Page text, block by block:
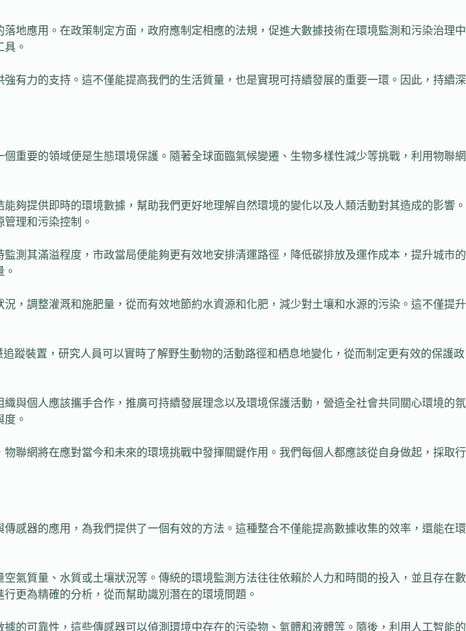
地應用。在政策制定方面，政府應制定相應的法規，促進大數據技術在環境監測和污染治理中
。
有力的支持。這不僅能提高我們的生活質量，也是實現可持續發展的重要一環。因此，持續深
重要的領域便是生態環境保護。隨著全球面臨氣候變遷、生物多樣性減少等挑戰，利用物聯網
夠提供即時的環境數據，幫助我們更好地理解自然環境的變化以及人類活動對其造成的影響。
理和污染控制。
測其滿溢程度，市政當局便能夠更有效地安排清運路徑，降低碳排放及運作成本，提升城市的
，調整灌溉和施肥量，從而有效地節約水資源和化肥，減少對土壤和水源的污染。這不僅提升
蹤裝置，研究人員可以實時了解野生動物的活動路徑和栖息地變化，從而制定更有效的保護政
與個人應該攜手合作，推廣可持續發展理念以及環境保護活動，營造全社會共同關心環境的氛
。
聯網將在應對當今和未來的環境挑戰中發揮關鍵作用。我們每個人都應該從自身做起，採取行
感器的應用，為我們提供了一個有效的方法。這種整合不僅能提高數據收集的效率，還能在環
氣質量、水質或土壤狀況等。傳統的環境監測方法往往依賴於人力和時間的投入，並且存在數
更為精確的分析，從而幫助識別潛在的環境問題。
的可靠性，這些傳感器可以偵測環境中存在的污染物、氣體和液體等。隨後，利用人工智能的